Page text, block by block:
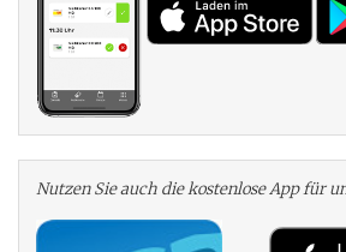
Nutzen Sie auch die kosten­lose App für